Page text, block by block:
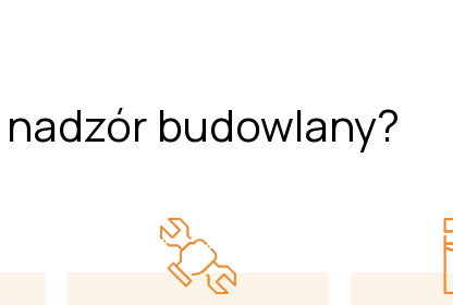
budowlany?